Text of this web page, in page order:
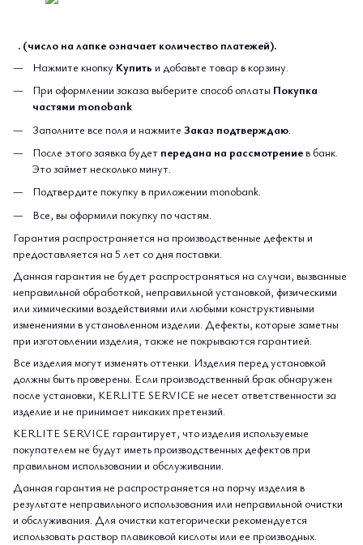
. (число на лапке означает количество платежей).
Нажмите кнопку Купить и добавьте товар в корзину.
При оформлении заказа выберите способ оплаты Покупка
частями monobank
Заполните все поля и нажмите Заказ подтверждаю
После этого заявка будет передана на рассмотрениев банк.
Это займет несколько минут.
Подтвердите покупку в приложении monobank.
Все, вы оформили покупку по частям.
Гарантия распространяется на производственные дефекты и
предоставляется на 5 лет со дня поставки.
Данная гарантия не будет распространяться на случаи, вызванные
неправильной обработкой, неправильной установкой, физическими
или химическими воздействиями или любыми конструктивными
изменениями в установленном изделии. Дефекты, которые заметны
при изготовлении изделия, также не покрываются гарантией.
Все изделия могут изменять оттенки. Изделия перед установкой
должны быть проверены. Если производственный брак обнаружен
после установки, KERLITE SERVICE не несет ответственности за
изделие и не принимает никаких претензий.
KERLITE SERVICE гарантирует, что изделия используемые
покупателем не будут иметь производственных дефектов при
правильном использовании и обслуживании.
Данная гарантия не распространяется на порчу изделия в
результате неправильного использования или неправильной очистки
и обслуживания. Для очистки категорически рекомендуется
использовать раствор плавиковой кислоты или ее производных.